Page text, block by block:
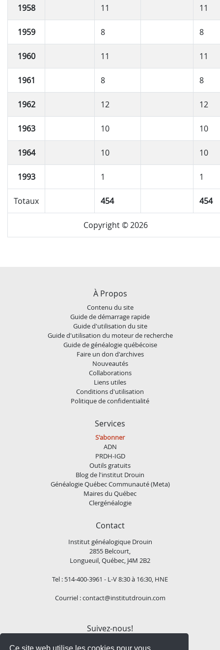
Ce site web utilise les cookies pour vous
1958 11 11
1959 8 8
1960 11 11
1961 8 8
1962 12 12
1963 10 10
1964 10 10
1993 1 1
Totaux 454 454
Copyright © 2026
À Propos
Contenu du site
Guide de démarrage rapide
Guide d'utilisation du site
Guide d'utilisation du moteur de recherche
Guide de généalogie québécoise
Faire un don d'archives
Nouveautés
Collaborations
Liens utiles
Conditions d'utilisation
Politique de confidentialité
Services
S'abonner
ADN
PRDH-IGD
Outils gratuits
Blog de l'institut Drouin
Généalogie Québec Communauté (Meta)
Maires du Québec
Clergénéalogie
Contact
Institut généalogique Drouin
2855 Belcourt,
Longueuil, Québec, J4M 2B2
Tel : 514-400-3961 - L-V 8:30 à 16:30, HNE
Courriel :contact@institutdrouin.com
Suivez-nous!